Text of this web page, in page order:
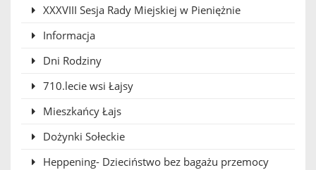
XXXVIII Sesja Rady Miejskiej w Pieniężnie
Informacja
Dni Rodziny
710.lecie wsi Łajsy
Mieszkańcy Łajs
Dożynki Sołeckie
Heppening- Dzieciństwo bez bagażu przemocy